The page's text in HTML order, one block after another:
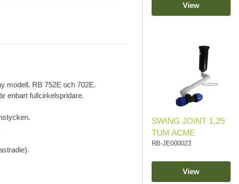
modell, RB 752E och 702E.
enbart fullcirkelspridare.
View
SWING JOINT 1,25
TUM ACME
RB-JE000023
View